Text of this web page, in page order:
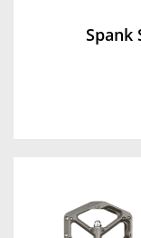
Spank